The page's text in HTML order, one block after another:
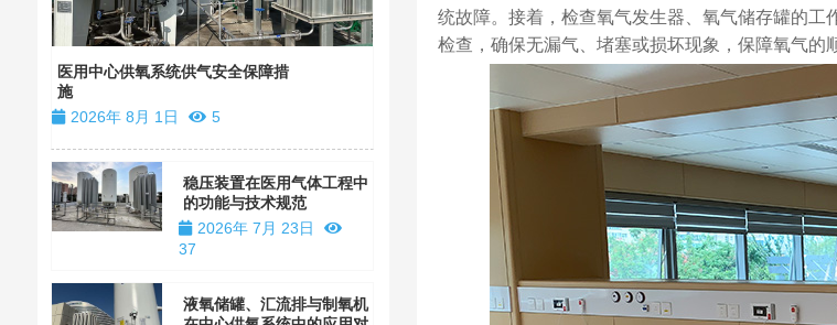
统故障。接着，检查氧气发生器、氧气储存罐的
检查，确保无漏气、堵塞或损坏现象，保障氧气的
医用中心供氧系统供气安全保障措
施
2026年 8月 1日
5
稳压装置在医用气体工程中
的功能与技术规范
2026年 7月 23日
37
液氧储罐、汇流排与制氧机
四川大学华西口腔医院医用气体工程设备安
2026年 1月 17日
2825
陕西西安红会医院医用气体
2026年 1月 14日
浙江省金华市人民医院中心
供氧系统设备安装